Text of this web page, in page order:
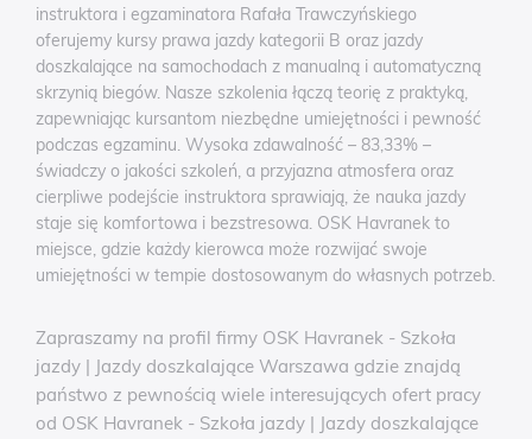
instruktora i egzaminatora Rafała Trawczyńskiego
oferujemy kursy prawa jazdy kategorii B oraz jazdy
doszkalające na samochodach z manualną i automatyczną
skrzynią biegów. Nasze szkolenia łączą teorię z praktyką,
zapewniając kursantom niezbędne umiejętności i pewność
podczas egzaminu. Wysoka zdawalność – 83,33% –
świadczy o jakości szkoleń, a przyjazna atmosfera oraz
cierpliwe podejście instruktora sprawiają, że nauka jazdy
staje się komfortowa i bezstresowa. OSK Havranek to
miejsce, gdzie każdy kierowca może rozwijać swoje
umiejętności w tempie dostosowanym do własnych potrzeb.
Zapraszamy na profil firmy OSK Havranek - Szkoła
jazdy | Jazdy doszkalające Warszawa gdzie znajdą
państwo z pewnością wiele interesujących ofert pracy
od OSK Havranek - Szkoła jazdy | Jazdy doszkalające